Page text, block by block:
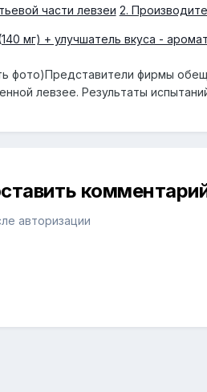
части левзеи 2.
мг) + улучшатель вкуса -
фото)Представители фирмы
левзее. Результаты
авторизации